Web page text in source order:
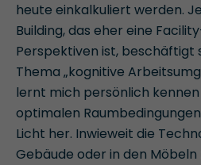
heute einkalkuliert werden.
Building, das eher eine
Perspektiven ist, beschäftigt
Thema „kognitive
lernt mich persönlich
optimalen
Licht her. Inwieweit die
Gebäude oder in den Möbeln